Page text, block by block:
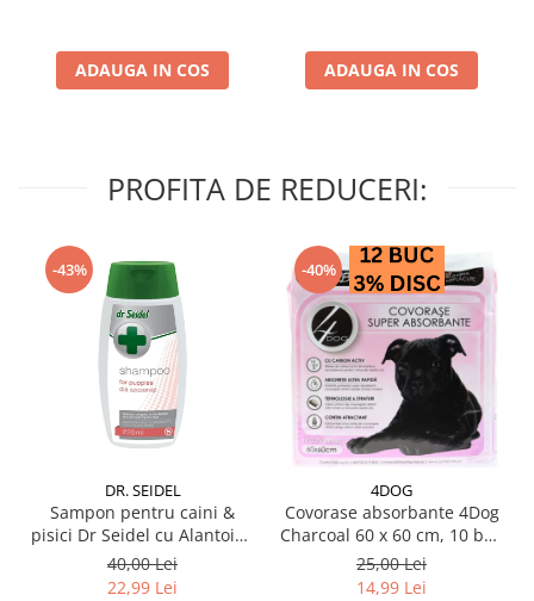
ADAUGA IN COS ADAUGA IN COS
PROFITA DE REDUCERI:
-43%
DR. SEIDEL
Sampon pentru caini &
pisici Dr Seidel cu Alantoina
220 ml
40,00 Lei
22,99 Lei
-40%
4DOG
Covorase absorbante 4Dog
Charcoal 60 x 60 cm, 10 buc
/ pachet
25,00 Lei
14,99 Lei